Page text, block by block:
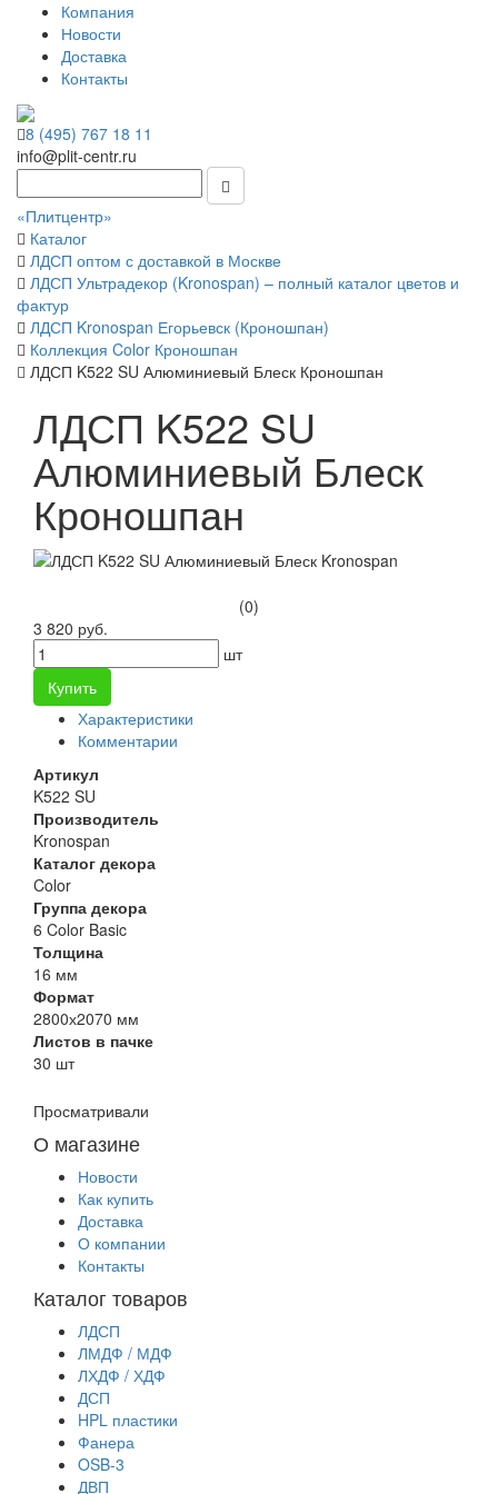
Компания
Новости
Доставка
Контакты
8 (495) 767 18 11
info@plit-centr.ru
«Плитцентр»
Каталог
ЛДСП оптом с доставкой в Москве
ЛДСП Ультрадекор (Kronospan) – полный каталог цветов и
фактур
ЛДСП Kronospan Егорьевск (Кроношпан)
Коллекция Color Кроношпан
ЛДСП K522 SU Алюминиевый Блеск Кроношпан
ЛДСП K522 SU
Алюминиевый Блеск
Кроношпан
(0)
3 820 руб.
шт
Купить
Характеристики
Комментарии
Артикул
K522 SU
Производитель
Kronospan
Каталог декора
Color
Группа декора
6 Color Basic
Толщина
16 мм
Формат
2800х2070 мм
Листов в пачке
30 шт
Просматривали
О магазине
Новости
Как купить
Доставка
О компании
Контакты
Каталог товаров
ЛДСП
ЛМДФ / МДФ
ЛХДФ / ХДФ
ДСП
HPL пластики
Фанера
OSB-3
ДВП